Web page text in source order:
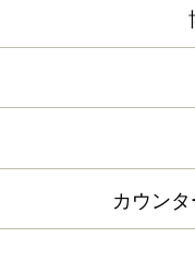
カウン